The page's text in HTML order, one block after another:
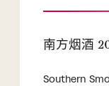
南方烟酒
Southern